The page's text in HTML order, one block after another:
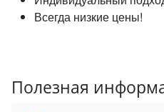
Всегда низкие цены!
Полезная